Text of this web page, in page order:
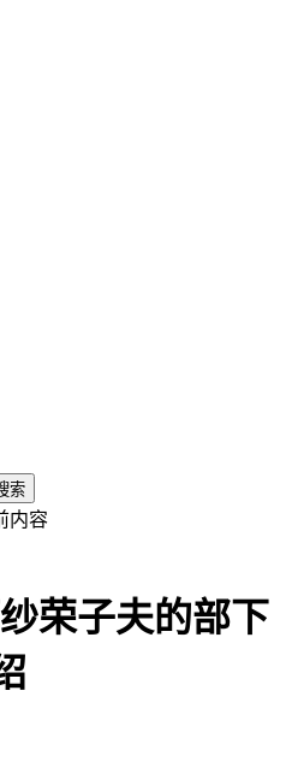
索
内容
荣子夫的部下